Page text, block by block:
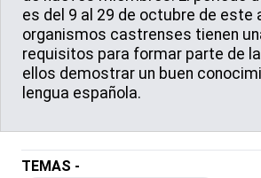
es del 9 al 29 de octubre de este
organismos castrenses tienen
requisitos para formar parte de
ellos demostrar un buen
lengua española.
TEMAS -